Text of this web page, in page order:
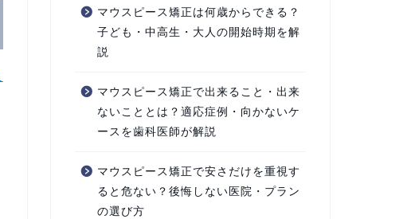
マウスピース矯正は何歳からできる？
子ども・中高生・大人の開始時期を解
説
マウスピース矯正で出来ること・出来
ないこととは？適応症例・向かないケ
ースを歯科医師が解説
マウスピース矯正で安さだけを重視す
ると危ない？後悔しない医院・プラン
の選び方